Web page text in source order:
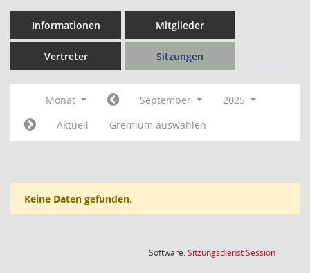
Informationen Mitglieder
Vertreter Sitzungen
Monat September
2025
Aktuell
Gremium auswählen
Keine Daten gefunden.
Software:SitzungsdienstSession(Wird in